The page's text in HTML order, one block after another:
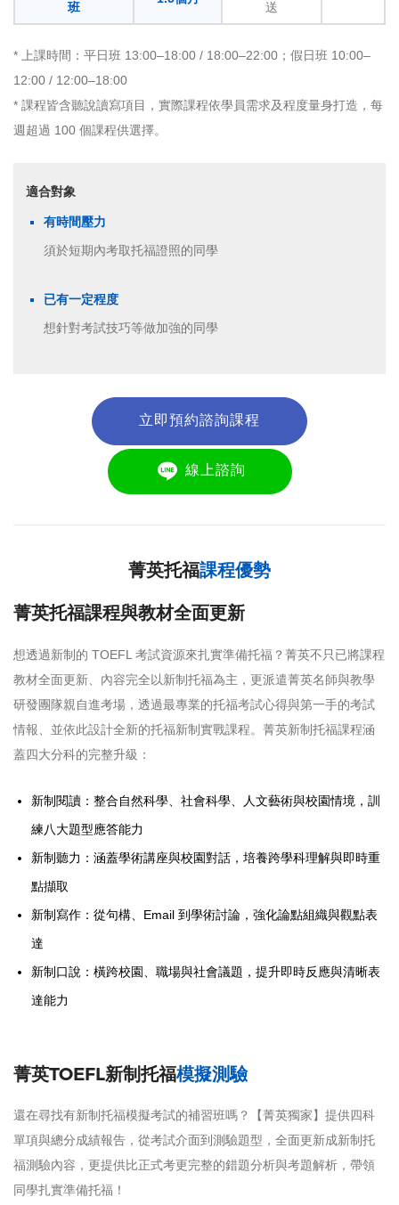
班 送
* 上課時間：平日班 13:00–18:00 / 18:00–22:00；假日班 10:00–
12:00 / 12:00–18:00
* 課程皆含聽說讀寫項目，實際課程依學員需求及程度量身打造，每
週超過 100 個課程供選擇。
適合對象
有時間壓力
須於短期內考取托福證照的同學
已有一定程度
想針對考試技巧等做加強的同學
立即預約諮詢課程
線上諮詢
菁英托福課程優勢
菁英托福課程與教材全面更新
想透過新制的 TOEFL 考試資源來扎實準備托福？菁英不只已將課程
教材全面更新、內容完全以新制托福為主，更派遣菁英名師與教學
研發團隊親自進考場，透過最專業的托福考試心得與第一手的考試
情報、並依此設計全新的托福新制實戰課程。菁英新制托福課程涵
蓋四大分科的完整升級：
新制閱讀：整合自然科學、社會科學、人文藝術與校園情境，訓
練八大題型應答能力
新制聽力：涵蓋學術講座與校園對話，培養跨學科理解與即時重
點擷取
新制寫作：從句構、Email 到學術討論，強化論點組織與觀點表
達
新制口說：橫跨校園、職場與社會議題，提升即時反應與清晰表
達能力
菁英TOEFL新制托福模擬測驗
還在尋找有新制托福模擬考試的補習班嗎？【菁英獨家】提供四科
單項與總分成績報告，從考試介面到測驗題型，全面更新成新制托
福測驗內容，更提供比正式考更完整的錯題分析與考題解析，帶領
同學扎實準備托福！